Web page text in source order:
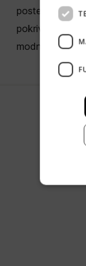
posteljni
pokrivači,
modni dodaci.